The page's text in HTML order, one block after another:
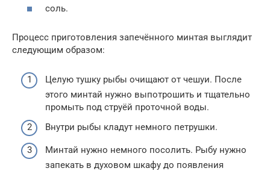
соль.
Процесс приготовления запечённого минтая выглядит
следующим образом:
Целую тушку рыбы очищают от чешуи. После
этого минтай нужно выпотрошить и тщательно
промыть под струёй проточной воды.
Внутри рыбы кладут немного петрушки.
Минтай нужно немного посолить. Рыбу нужно
запекать в духовом шкафу до появления